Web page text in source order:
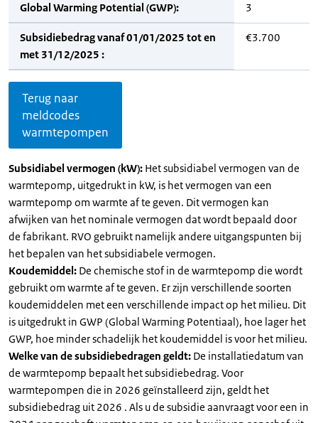
Global Warming Potential (GWP): 3
Subsidiebedrag vanaf 01/01/2025 tot en
met 31/12/2025 :
€3.700
Terug naar
meldcodes
warmtepompen
Subsidiabel vermogen (kW): Het subsidiabel vermogen van de
warmtepomp, uitgedrukt in kW, is het vermogen van een
warmtepomp om warmte af te geven. Dit vermogen kan
afwijken van het nominale vermogen dat wordt bepaald door
de fabrikant. RVO gebruikt namelijk andere uitgangspunten bij
het bepalen van het subsidiabele vermogen.
Koudemiddel: De chemische stof in de warmtepomp die wordt
gebruikt om warmte af te geven. Er zijn verschillende soorten
koudemiddelen met een verschillende impact op het milieu. Dit
is uitgedrukt in GWP (Global Warming Potentiaal), hoe lager het
GWP, hoe minder schadelijk het koudemiddel is voor het milieu.
Welke van de subsidiebedragen geldt: De installatiedatum van
de warmtepomp bepaalt het subsidiebedrag. Voor
warmtepompen die in 2026 geïnstalleerd zijn, geldt het
subsidiebedrag uit 2026 . Als u de subsidie aanvraagt voor een in